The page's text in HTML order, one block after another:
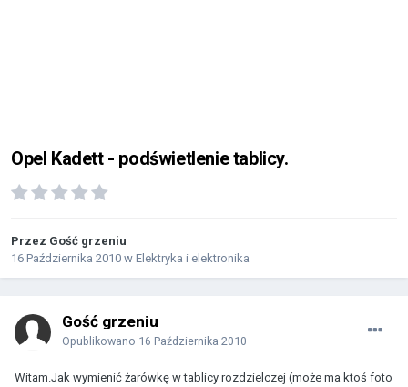
Opel Kadett - podświetlenie tablicy.
Przez Gość grzeniu
16 Października 2010 w Elektryka i elektronika
Gość grzeniu
Opublikowano 16 Października 2010
Witam.Jak wymienić żarówkę w tablicy rozdzielczej (może ma ktoś foto